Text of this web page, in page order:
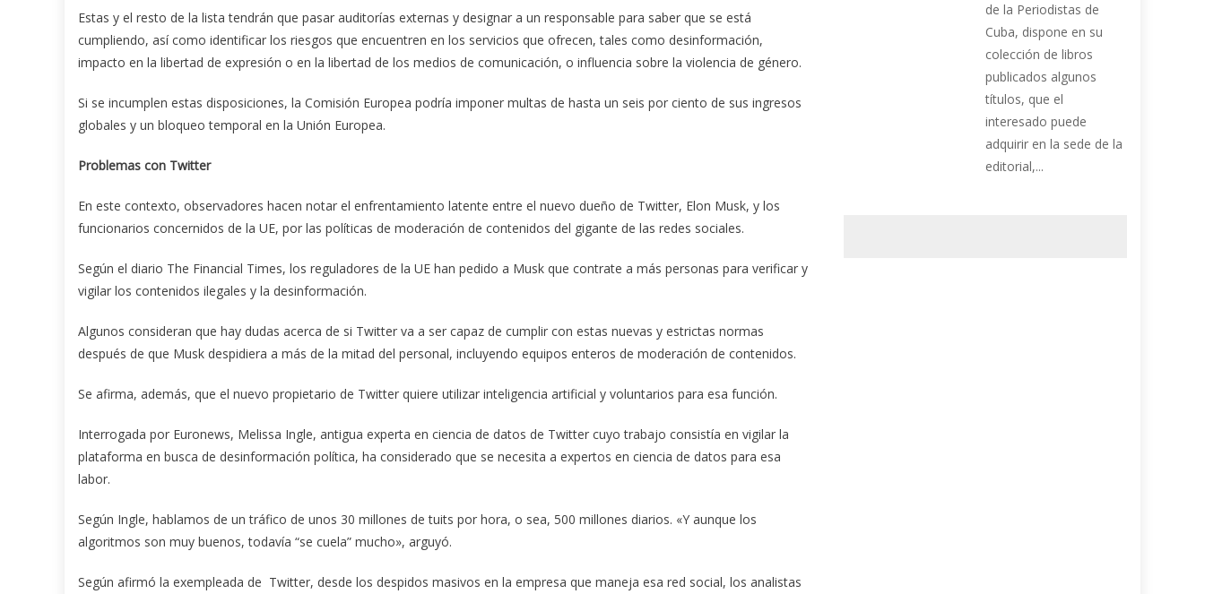
Estas y el resto de la lista tendrán que pasar auditorías externas y designar a un responsable para saber que se está
cumpliendo, así como identificar los riesgos que encuentren en los servicios que ofrecen, tales como desinformación,
impacto en la libertad de expresión o en la libertad de los medios de comunicación, o influencia sobre la violencia de género.
Si se incumplen estas disposiciones, la Comisión Europea podría imponer multas de hasta un seis por ciento de sus ingresos
globales y un bloqueo temporal en la Unión Europea.
Problemas con Twitter
En este contexto, observadores hacen notar el enfrentamiento latente entre el nuevo dueño de Twitter, Elon Musk, y los
funcionarios concernidos de la UE, por las políticas de moderación de contenidos del gigante de las redes sociales.
Según el diario The Financial Times, los reguladores de la UE han pedido a Musk que contrate a más personas para verificar y
vigilar los contenidos ilegales y la desinformación.
Algunos consideran que hay dudas acerca de si Twitter va a ser capaz de cumplir con estas nuevas y estrictas normas
después de que Musk despidiera a más de la mitad del personal, incluyendo equipos enteros de moderación de contenidos.
Se afirma, además, que el nuevo propietario de Twitter quiere utilizar inteligencia artificial y voluntarios para esa función.
Interrogada por Euronews, Melissa Ingle, antigua experta en ciencia de datos de Twitter cuyo trabajo consistía en vigilar la
plataforma en busca de desinformación política, ha considerado que se necesita a expertos en ciencia de datos para esa
labor.
Según Ingle, hablamos de un tráfico de unos 30 millones de tuits por hora, o sea, 500 millones diarios. «Y aunque los
algoritmos son muy buenos, todavía “se cuela” mucho», arguyó.
Según afirmó la exempleada de Twitter, desde los despidos masivos en la empresa que maneja esa red social, los analistas
de la Periodistas de
Cuba, dispone en su
colección de libros
publicados algunos
títulos, que el
interesado puede
adquirir en la sede de la
editorial,...